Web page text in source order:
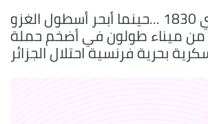
25 ماي 1830 ...حينما أبحر أسطول الغزو
من ميناء طولون في أضخم حملة
بحرية فرنسية احتلال الجزائر